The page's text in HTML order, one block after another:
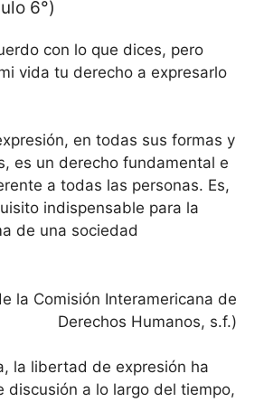
6°)
con lo que dices, pero
vida tu derecho a expresarlo
en todas sus formas y
es un derecho fundamental e
a todas las personas. Es,
indispensable para la
de una sociedad
la Comisión Interamericana de
Derechos Humanos, s.f.)
la libertad de expresión ha
discusión a lo largo del tiempo,